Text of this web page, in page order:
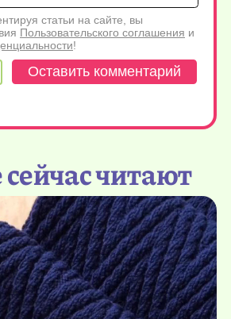
статьи на сайте, вы
Пользовательского соглашения и
!
читают